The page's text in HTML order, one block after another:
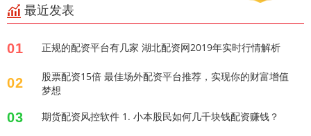
最近发表
01 正规的配资平台有几家 湖北配资网2019年实时行情解析
02
股票配资15倍 最佳场外配资平台推荐，实现你的财富增值
梦想
03 期货配资风控软件 1. 小本股民如何几千块钱配资赚钱？